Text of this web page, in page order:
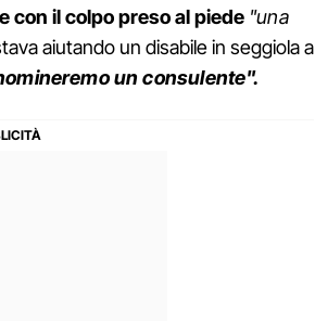
con il colpo preso al piede "una
aiutando un disabile in seggiola a
un consulente".